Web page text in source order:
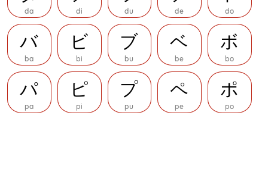
da di du de do
バ
ba
ビ
bi
ブ
bu
ベ
be
ボ
bo
パ
pa
ピ
pi
プ
pu
ペ
pe
ポ
po